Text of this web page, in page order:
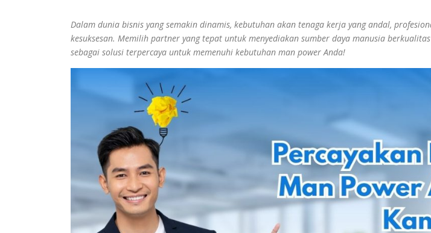
Dalam dunia bisnis yang semakin dinamis, kebutuhan akan tenaga kerja yang andal,
kesuksesan. Memilih partner yang tepat untuk menyediakan sumber daya manusia
sebagai solusi terpercaya untuk memenuhi kebutuhan man power Anda!